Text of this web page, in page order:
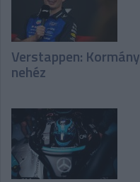
Verstappen:
nehéz